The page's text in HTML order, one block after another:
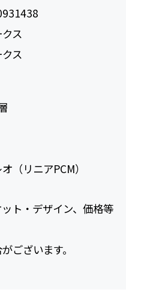
ス
ス
（リニアPCM）
ト・デザイン、価格等
ございます。